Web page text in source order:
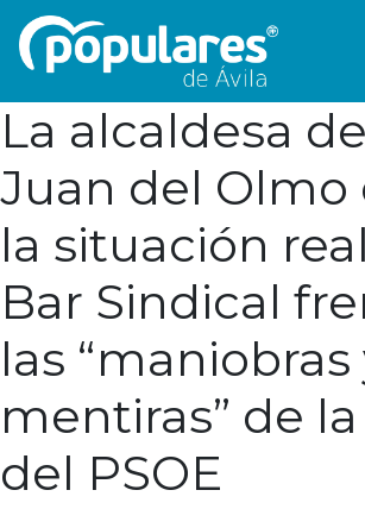
La alcaldesa
Juan del Olmo
la situación
Bar Sindical
las “maniobras
mentiras” de
del PSOE